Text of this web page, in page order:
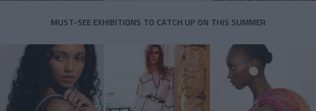
MUST-SEE EXHIBITIONS TO CATCH UP ON THIS SUMMER